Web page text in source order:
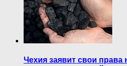
Чехия заявит свои права